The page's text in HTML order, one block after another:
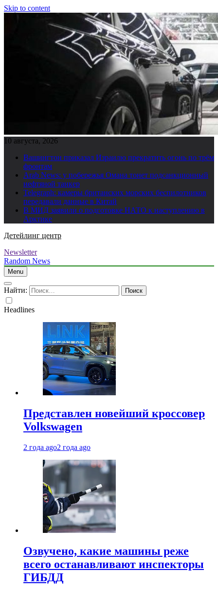
Skip to content
10 августа, 2026
Вашингтон приказал Израилю прекратить огонь по трём
фронтам
Arab News: у побережья Омана тонет подсанкционный
нефтяной танкер
Telegraph: камеры британских морских беспилотников
передавали данные в Китай
В МИД заявили о подготовке НАТО к наступлению в
Арктике
Детейлинг центр
Newsletter
Random News
Menu
Найти:
Headlines
Представлен новейший кроссовер
Volkswagen
2 года ago2 года ago
Озвучено, какие машины реже
всего останавливают инспекторы
ГИБДД